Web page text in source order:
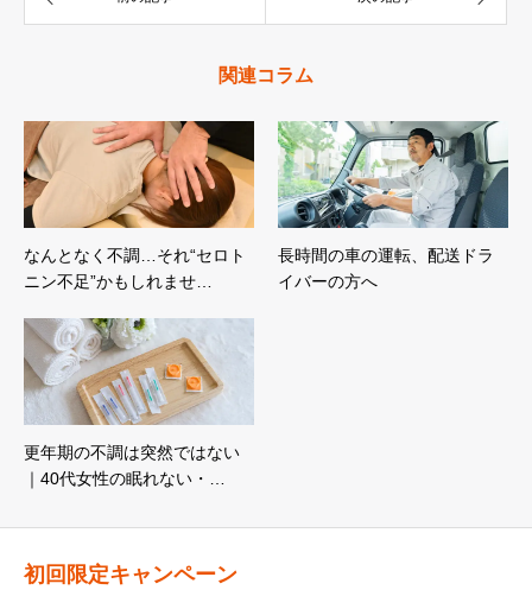
関連コラム
なんとなく不調…それ“セロト
ニン不足”かもしれませ…
長時間の車の運転、配送ドラ
イバーの方へ
更年期の不調は突然ではない
｜40代女性の眠れない・…
初回限定キャンペーン